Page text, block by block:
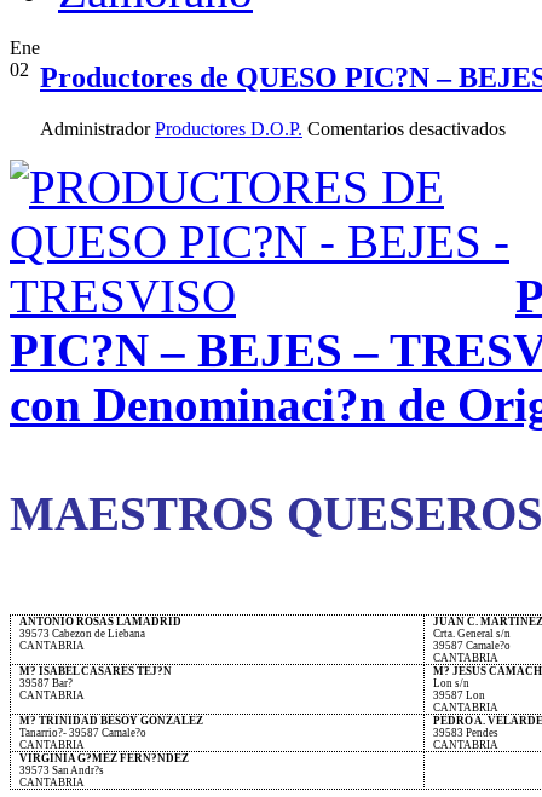
Ene
02 Productores de QUESO PIC?N –
Administrador Productores D.O.P. Comentarios desactivadosen
–
PIC?N – BEJES –
con Denominaci?n de
MAESTROS
ANTONIO ROSAS LAMADRID
39573 Cabezon de Liebana
CANTABRIA
JUAN C.
Crta. General s/n
39587 Camale?o
CANTABRIA
M? ISABEL CASARES TEJ?N
39587 Bar?
CANTABRIA
M? JESUS
Lon s/n
39587 Lon
CANTABRIA
M? TRINIDAD BESOY GONZALEZ
Tanarrio?- 39587 Camale?o
CANTABRIA
PEDRO A.
39583 Pendes
CANTABRIA
VIRGINIA G?MEZ FERN?NDEZ
39573 San Andr?s
CANTABRIA